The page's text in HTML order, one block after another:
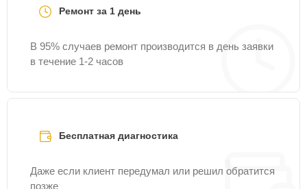
Ремонт за 1 день
В 95% случаев ремонт производится в день заявки
в течение 1-2 часов
Бесплатная диагностика
Даже если клиент передумал или решил обратится
позже